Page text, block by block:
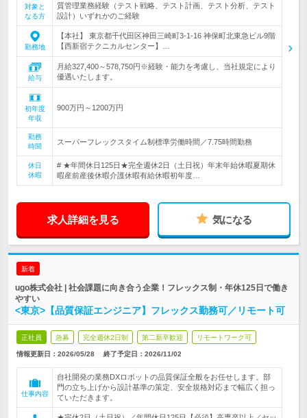
対象と
なる方
質管理業務経験（テスト戦略、テスト計画、テスト分析、テスト
設計）いずれかのご経験
勤務地
【本社】 東京都千代田区神田三崎町3-1-16 神保町北東急ビル9階
【西新宿テクニカルセンター】…
給与
月給327,400～578,750円※経験・能力を考慮し、当社規定により
優遇いたします。
初年度
年収
900万円～1200万円
勤務
時間
スーパーフレックスタイム制標準労働時間／7.75時間勤務
休日
休暇
# ★年間休日125日★完全週休2日（土日祝）年末年始休暇夏期休
暇産前産後休暇介護休暇有給休暇初年度…
求人詳細を見る 気になる
新着
ugo株式会社 | 社会課題に向き合う企業！フレックス制・年休125日で働き
やすい
<東京>【品質保証エンジニア】フレックス勤務可／リモート可
正社員 急募 完全週休2日制 第二新卒歓迎 リモートワーク可
情報更新日：2026/05/28 終了予定日： 2026/11/02
仕事内容
自社開発の業務DXロボットの品質保証全般をお任せします。部
門の立ち上げから設計基準の策定、安全規格対応まで幅広く担っ
ていただきます。